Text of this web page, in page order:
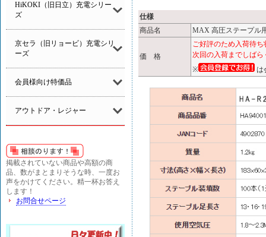
HiKOKI（旧日立）充電シリー
ズ
京セラ（旧リョービ）充電シリ
ーズ
会員様向け特価品
アウトドア・レジャー
掲載されていない商品や高額の商
品、数がまとまりそうな時、一度お
声をかけてください。精一杯お答え
します！
お問合せページ
仕様
商品名
MAX 高圧ステープル
価 格
ご好評のため入荷待ち
次回の入荷までしば
※
は